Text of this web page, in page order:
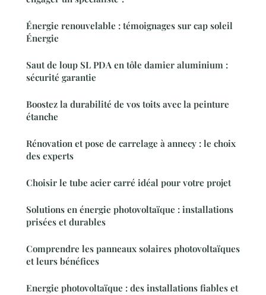
Énergie renouvelable : témoignages sur cap soleil
Énergie
Saut de loup SL PDA en tôle damier aluminium :
sécurité garantie
Boostez la durabilité de vos toits avec la peinture
étanche
Rénovation et pose de carrelage à annecy : le choix
des experts
Choisir le tube acier carré idéal pour votre projet
Solutions en énergie photovoltaïque : installations
prisées et durables
Comprendre les panneaux solaires photovoltaïques
et leurs bénéfices
Energie photovoltaïque : des installations fiables et